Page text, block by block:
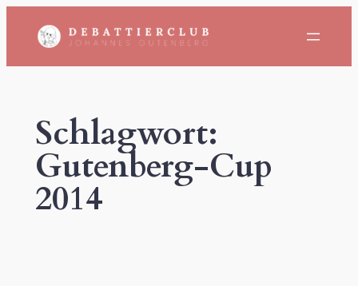
Inhalt
Schlagwort:
Gutenberg-Cup
2014